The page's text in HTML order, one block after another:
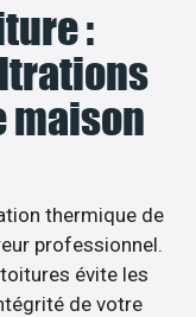
:
maison
thermique de
professionnel.
évite les
de votre